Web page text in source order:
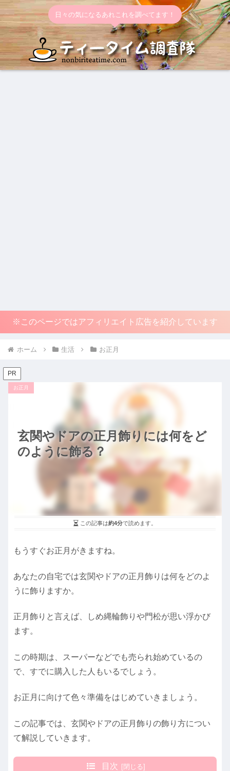
日々の気になるあれこれを調べてます！
※このページではアフィリエイト広告を紹介しています
ホーム 生活 お正月
PR
玄関やドアの正月飾りには何をど
のように飾る？
お正月
この記事は約4分で読めます。
もうすぐお正月がきますね。
あなたの自宅では玄関やドアの正月飾りは何をどのよ
うに飾りますか。
正月飾りと言えば、しめ縄輪飾りや門松が思い浮かび
ます。
この時期は、スーパーなどでも売られ始めているの
で、すでに購入した人もいるでしょう。
お正月に向けて色々準備をはじめていきましょう。
この記事では、玄関やドアの正月飾りの飾り方につい
て解説していきます。
目次